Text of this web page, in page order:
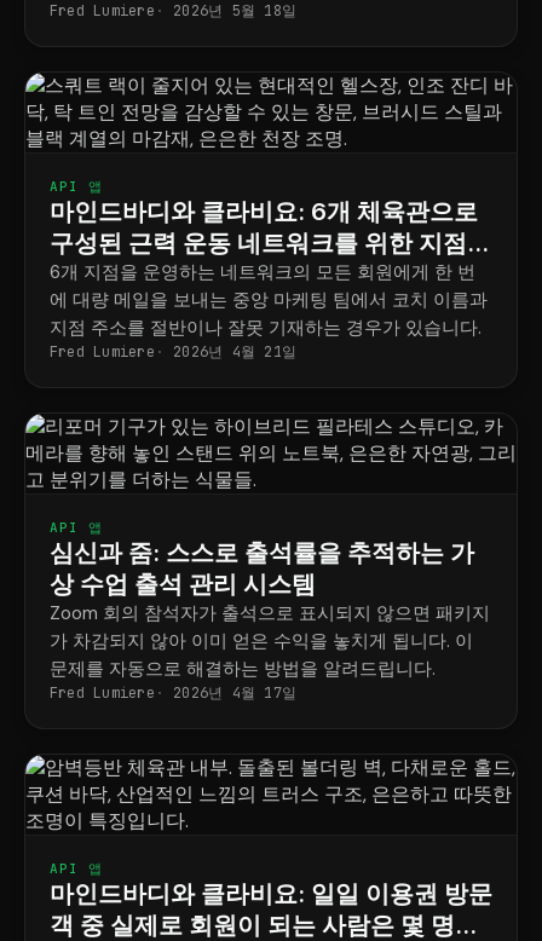
Fred Lumiere 2026년 5월 18일
API 앱
마인드바디와 클라비요: 6개 체육관으로
구성된 근력 운동 네트워크를 위한 지점별
마케팅 전략
6개 지점을 운영하는 네트워크의 모든 회원에게 한 번
에 대량 메일을 보내는 중앙 마케팅 팀에서 코치 이름과
지점 주소를 절반이나 잘못 기재하는 경우가 있습니다.
Fred Lumiere 2026년 4월 21일
API 앱
심신과 줌: 스스로 출석률을 추적하는 가
상 수업 출석 관리 시스템
Zoom 회의 참석자가 출석으로 표시되지 않으면 패키지
가 차감되지 않아 이미 얻은 수익을 놓치게 됩니다. 이
문제를 자동으로 해결하는 방법을 알려드립니다.
Fred Lumiere 2026년 4월 17일
API 앱
마인드바디와 클라비요: 일일 이용권 방문
객 중 실제로 회원이 되는 사람은 몇 명이